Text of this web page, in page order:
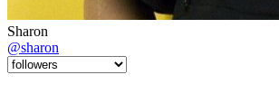
Sharon
@sharon